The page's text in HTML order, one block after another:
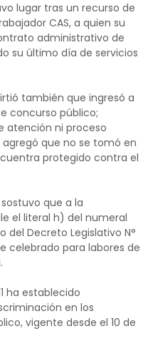
lugar tras un recurso de
CAS, a quien su
administrativo de
su último día de servicios
también que ingresó a
concurso público;
atención ni proceso
que no se tomó en
protegido contra el
que a la
el literal h) del numeral
del Decreto Legislativo N°
celebrado para labores de
ha establecido
en los
vigente desde el 10 de